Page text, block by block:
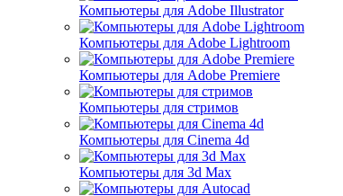
Компьютеры для Adobe Illustrator
Компьютеры для Adobe Lightroom
Компьютеры для Adobe Premiere
Компьютеры для стримов
Компьютеры для Cinema 4d
Компьютеры для 3d Max